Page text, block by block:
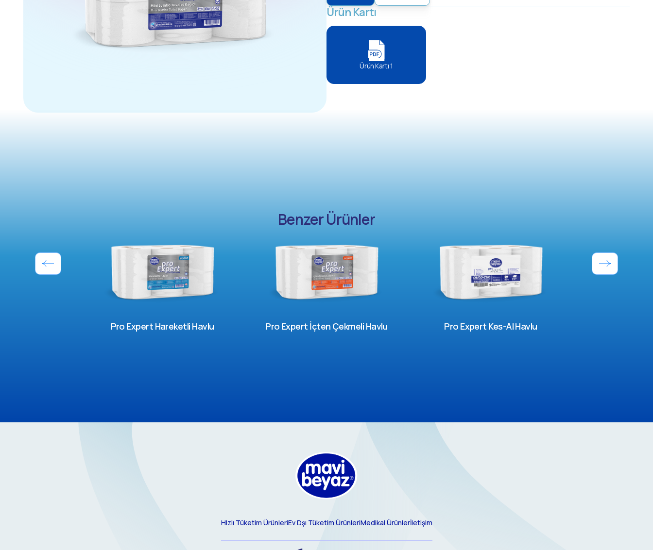
Ürün Kartı
Ürün Kartı 1
Benzer Ürünler
Pro Expert Hareketli Havlu Pro Expert İçten Çekmeli Havlu Pro Expert Kes-Al Havlu
HIzlı Tüketim ÜrünleriEv Dşı Tüketim ÜrünleriMedikal Ürünlerİletişim